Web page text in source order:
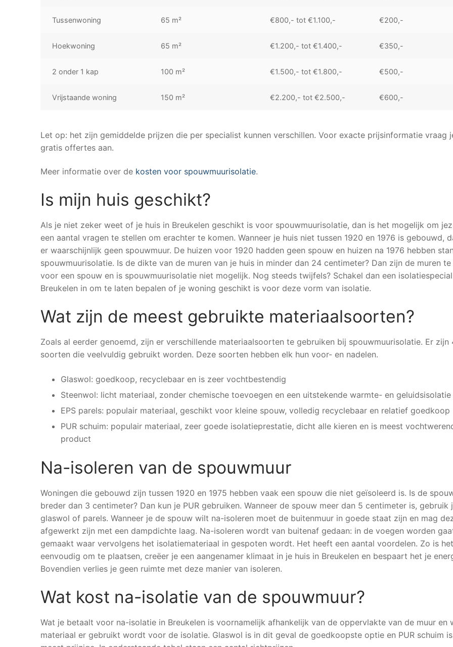
Tussenwoning 65 m² €800,- tot €1.100,- €200,-
Hoekwoning 65 m² €1.200,- tot €1.400,- €350,-
2 onder 1 kap 100 m² €1.500,- tot €1.800,- €500,-
Vrijstaande woning 150 m² €2.200,- tot €2.500,- €600,-
Let op: het zijn gemiddelde prijzen die per specialist kunnen verschillen. Voor exacte prijsinformatie vraag
gratis offertes aan.
Meer informatie over de kosten voor spouwmuurisolatie.
Is mijn huis geschikt?
Als je niet zeker weet of je huis in Breukelen geschikt is voor spouwmuurisolatie, dan is het mogelijk om
een aantal vragen te stellen om erachter te komen. Wanneer je huis niet tussen 1920 en 1976 is gebouwd,
er waarschijnlijk geen spouwmuur. De huizen voor 1920 hadden geen spouw en huizen na 1976 hebben
spouwmuurisolatie. Is de dikte van de muren van je huis in minder dan 24 centimeter? Dan zijn de muren te
voor een spouw en is spouwmuurisolatie niet mogelijk. Nog steeds twijfels? Schakel dan een
Breukelen in om te laten bepalen of je woning geschikt is voor deze vorm van isolatie.
Wat zijn de meest gebruikte materiaalsoorten?
Zoals al eerder genoemd, zijn er verschillende materiaalsoorten te gebruiken bij spouwmuurisolatie. Er zijn
soorten die veelvuldig gebruikt worden. Deze soorten hebben elk hun voor- en nadelen.
Glaswol: goedkoop, recyclebaar en is zeer vochtbestendig
Steenwol: licht materiaal, zonder chemische toevoegen en een uitstekende warmte- en geluidsisolatie
EPS parels: populair materiaal, geschikt voor kleine spouw, volledig recyclebaar en relatief goedkoop
PUR schuim: populair materiaal, zeer goede isolatieprestatie, dicht alle kieren en is meest
product
Na-isoleren van de spouwmuur
Woningen die gebouwd zijn tussen 1920 en 1975 hebben vaak een spouw die niet geïsoleerd is. Is de
breder dan 3 centimeter? Dan kun je PUR gebruiken. Wanneer de spouw meer dan 5 centimeter is, gebruik
glaswol of parels. Wanneer je de spouw wilt na-isoleren moet de buitenmuur in goede staat zijn en mag
afgewerkt zijn met een dampdichte laag. Na-isoleren wordt van buitenaf gedaan: in de voegen worden
gemaakt waar vervolgens het isolatiemateriaal in gespoten wordt. Het heeft een aantal voordelen. Zo is het
eenvoudig om te plaatsen, creëer je een aangenamer klimaat in je huis in Breukelen en bespaart het je
Bovendien verlies je geen ruimte met deze manier van isoleren.
Wat kost na-isolatie van de spouwmuur?
Wat je betaalt voor na-isolatie in Breukelen is voornamelijk afhankelijk van de oppervlakte van de muur en
materiaal er gebruikt wordt voor de isolatie. Glaswol is in dit geval de goedkoopste optie en PUR schuim